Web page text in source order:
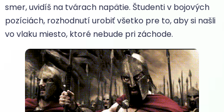
smer, uvidíš na tvárach napätie. Študenti v bojových
pozíciách, rozhodnutí urobiť všetko pre to, aby si našli
vo vlaku miesto, ktoré nebude pri záchode.